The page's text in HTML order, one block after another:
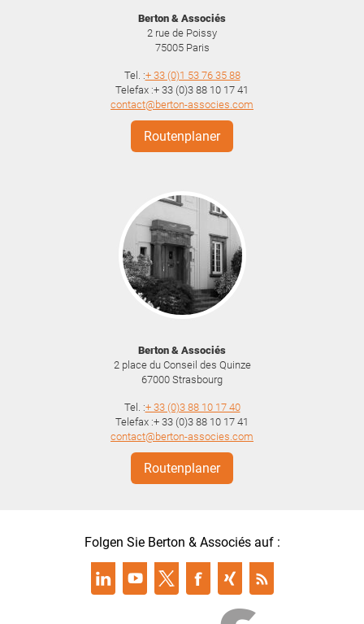
Berton & Associés
2 rue de Poissy
75005 Paris
Tel. :+ 33 (0)1 53 76 35 88
Telefax :+ 33 (0)3 88 10 17 41
contact@berton-associes.com
Routenplaner
Berton & Associés
2 place du Conseil des Quinze
67000 Strasbourg
Tel. :+ 33 (0)3 88 10 17 40
Telefax :+ 33 (0)3 88 10 17 41
contact@berton-associes.com
Routenplaner
Folgen Sie Berton & Associés auf :